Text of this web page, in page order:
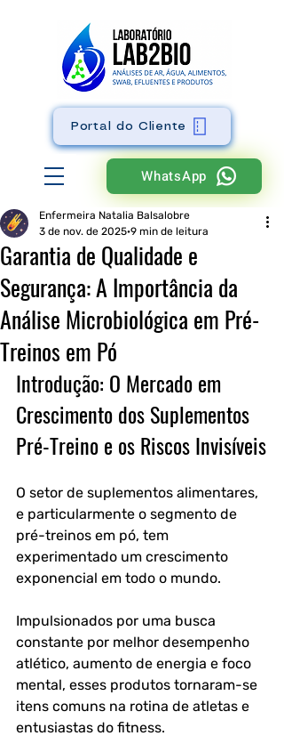
WhatsApp
Portal do Cliente
Garantia de Qualidade e
Segurança: A Importância da
Análise Microbiológica em Pré-
Treinos em Pó
Enfermeira Natalia Balsalobre
3 de nov. de 2025 9 min de leitura
Introdução: O Mercado em
Crescimento dos Suplementos
Pré-Treino e os Riscos Invisíveis
O setor de suplementos alimentares,
e particularmente o segmento de
pré-treinos em pó, tem
experimentado um crescimento
exponencial em todo o mundo.
Impulsionados por uma busca
constante por melhor desempenho
atlético, aumento de energia e foco
mental, esses produtos tornaram-se
itens comuns na rotina de atletas e
entusiastas do fitness.